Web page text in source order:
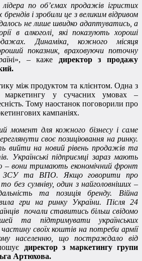
по об’ємах продажів ігристих
і зробили це з великим відривом
не лише швидко адаптуватись, а
в алкоголі, які показують хороші
Динаміка, кожного місяця
показник, враховуючи поточну
і», – каже директор з продажу
між продуктом та клієнтом. Одна з
маркетингу у сучасних умовах –
Тому наостанок поговорили про
кампаніях.
момент для кожного бізнесу і саме
своє позиціювання на ринку.
вийти на новий рівень продажів та
Українські підприємці зараз мають
– вони тримають економічний фронт
ЗСУ та ВПО. Якщо говорити про
без сумніву, один з найголовніших –
та позиція бренду. Війна
гри на ринку України. Після 24
почали ставитись більш свідомо
та підтримувати українських
своїх коштів на потреби армії
населенню, що постраждало від
директор з маркетингу групи
Артюхова.